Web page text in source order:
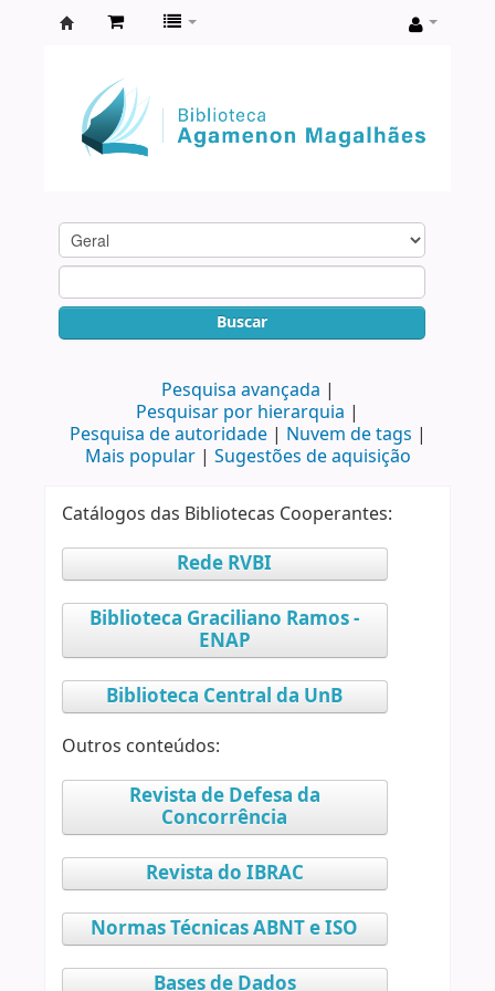
Agamenon
Magalhães
Buscar
Pesquisa avançada
Pesquisar por hierarquia
Pesquisa de autoridade
Nuvem de tags
Mais popular
Sugestões de aquisição
Catálogos das Bibliotecas Cooperantes:
Rede RVBI
Biblioteca Graciliano Ramos -
ENAP
Biblioteca Central da UnB
Outros conteúdos:
Revista de Defesa da
Concorrência
Revista do IBRAC
Normas Técnicas ABNT e ISO
Bases de Dados